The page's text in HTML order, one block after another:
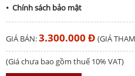
• Chính sách bảo mật
GIÁ BÁN:3.300.000 Đ (GIÁ
(Giá chưa bao gồm thuế 10% VAT)